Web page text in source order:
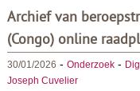
Archief van
(Congo) online
30/01/2026 - Onderzoek-
Joseph Cuvelier